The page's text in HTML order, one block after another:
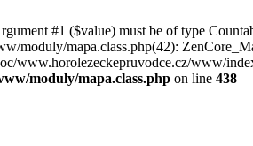
#1 ($value) must be of type
moduly/mapa.class.php(42):
www.horolezeckepruvodce.cz/www/
moduly/mapa.class.php on line 438